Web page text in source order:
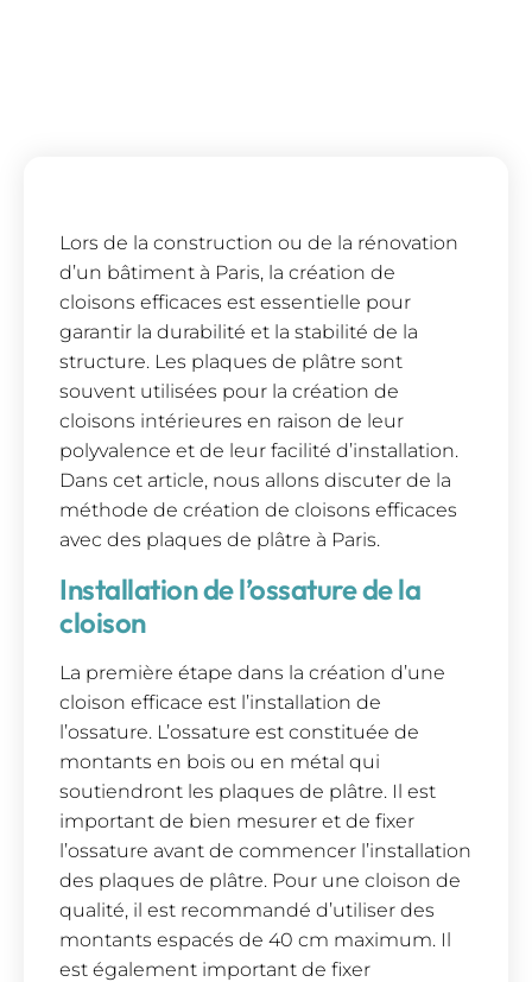
Lors de la construction ou de la rénovation
d’un bâtiment à Paris, la création de
cloisons efficaces est essentielle pour
garantir la durabilité et la stabilité de la
structure. Les plaques de plâtre sont
souvent utilisées pour la création de
cloisons intérieures en raison de leur
polyvalence et de leur facilité d’installation.
Dans cet article, nous allons discuter de la
méthode de création de cloisons efficaces
avec des plaques de plâtre à Paris.
Installation de l’ossature de la
cloison
La première étape dans la création d’une
cloison efficace est l’installation de
l’ossature. L’ossature est constituée de
montants en bois ou en métal qui
soutiendront les plaques de plâtre. Il est
important de bien mesurer et de fixer
l’ossature avant de commencer l’installation
des plaques de plâtre. Pour une cloison de
qualité, il est recommandé d’utiliser des
montants espacés de 40 cm maximum. Il
est également important de fixer